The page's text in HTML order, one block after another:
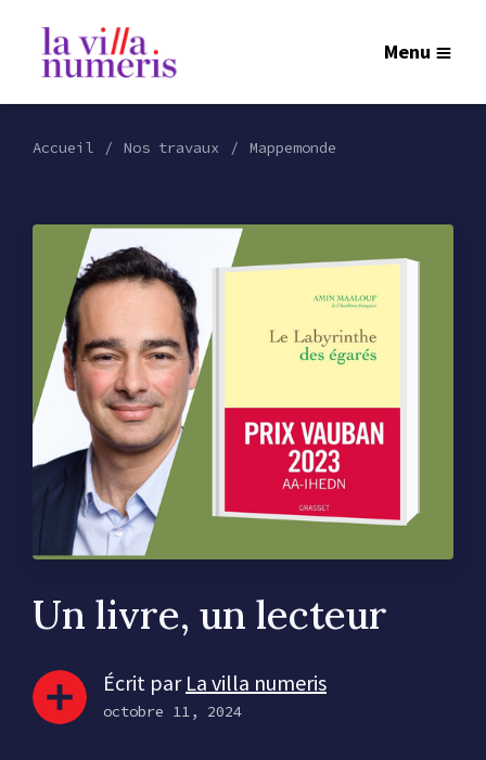
Menu
Accueil Nos travaux Mappemonde
Un livre, un lecteur
Écrit par La villa numeris
octobre 11, 2024